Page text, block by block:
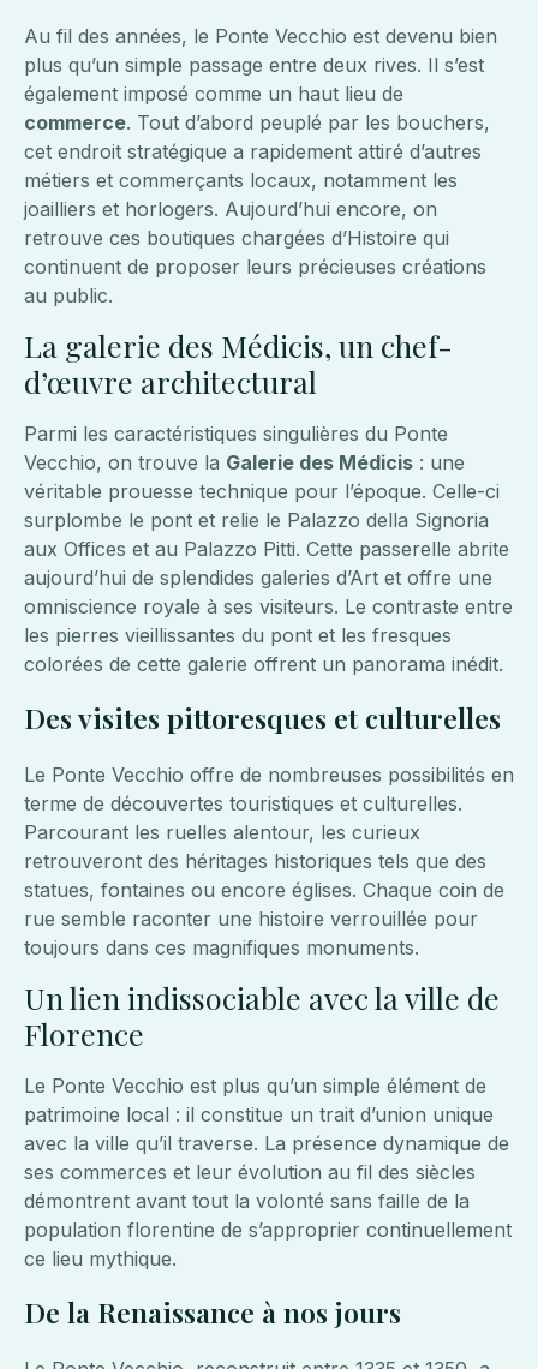
Au fil des années, le Ponte Vecchio est devenu bien
plus qu’un simple passage entre deux rives. Il s’est
également imposé comme un haut lieu de
commerce. Tout d’abord peuplé par les bouchers,
cet endroit stratégique a rapidement attiré d’autres
métiers et commerçants locaux, notamment les
joailliers et horlogers. Aujourd’hui encore, on
retrouve ces boutiques chargées d’Histoire qui
continuent de proposer leurs précieuses créations
au public.
La galerie des Médicis, un chef-
d’œuvre architectural
Parmi les caractéristiques singulières du Ponte
Vecchio, on trouve la Galerie des Médicis : une
véritable prouesse technique pour l’époque. Celle-ci
surplombe le pont et relie le Palazzo della Signoria
aux Offices et au Palazzo Pitti. Cette passerelle abrite
aujourd’hui de splendides galeries d’Art et offre une
omniscience royale à ses visiteurs. Le contraste entre
les pierres vieillissantes du pont et les fresques
colorées de cette galerie offrent un panorama inédit.
Des visites pittoresques et culturelles
Le Ponte Vecchio offre de nombreuses possibilités en
terme de découvertes touristiques et culturelles.
Parcourant les ruelles alentour, les curieux
retrouveront des héritages historiques tels que des
statues, fontaines ou encore églises. Chaque coin de
rue semble raconter une histoire verrouillée pour
toujours dans ces magnifiques monuments.
Un lien indissociable avec la ville de
Florence
Le Ponte Vecchio est plus qu’un simple élément de
patrimoine local : il constitue un trait d’union unique
avec la ville qu’il traverse. La présence dynamique de
ses commerces et leur évolution au fil des siècles
démontrent avant tout la volonté sans faille de la
population florentine de s’approprier continuellement
ce lieu mythique.
De la Renaissance à nos jours